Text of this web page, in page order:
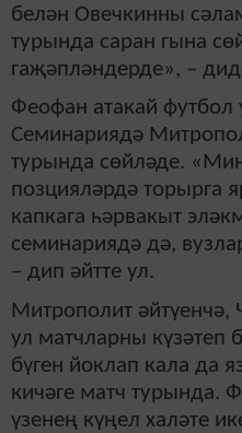
белән Овечкинны
турында саран гына
гаҗәпләндерде», –
Феофан атакай футбол
Семинариядә
турында сөйләде. «Мин
позцияләрдә торырга
капкага һәрвакыт
семинариядә дә,
– дип әйтте ул.
Митрополит
ул матчларны күзәтеп
бүген йоклап кала да
кичәге матч турында.
үзенең күңел халәте